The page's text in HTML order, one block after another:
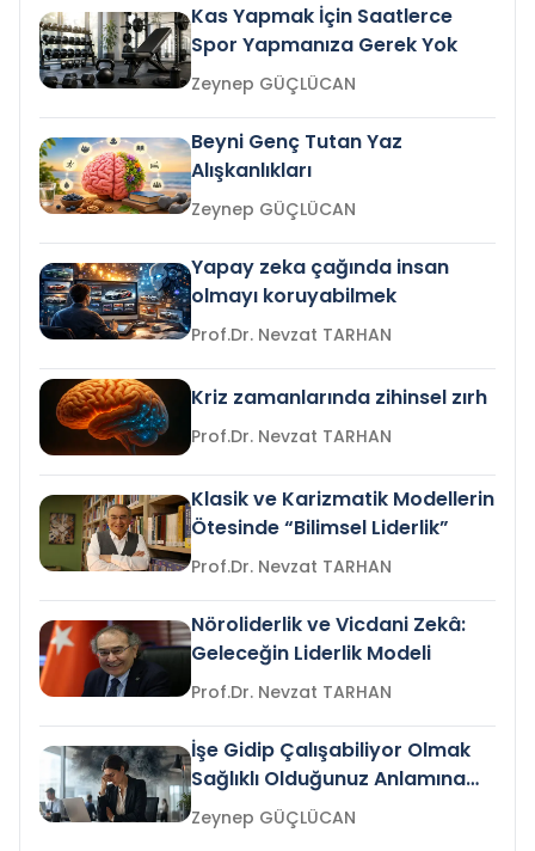
Kas Yapmak İçin Saatlerce
Spor Yapmanıza Gerek Yok
Zeynep GÜÇLÜCAN
Beyni Genç Tutan Yaz
Alışkanlıkları
Zeynep GÜÇLÜCAN
Yapay zeka çağında insan
olmayı koruyabilmek
Prof.Dr. Nevzat TARHAN
Kriz zamanlarında zihinsel zırh
Prof.Dr. Nevzat TARHAN
Klasik ve Karizmatik Modellerin
Ötesinde “Bilimsel Liderlik”
Prof.Dr. Nevzat TARHAN
Nöroliderlik ve Vicdani Zekâ:
Geleceğin Liderlik Modeli
Prof.Dr. Nevzat TARHAN
İşe Gidip Çalışabiliyor Olmak
Sağlıklı Olduğunuz Anlamına
Gelir mi?Zeynep GÜÇLÜCAN